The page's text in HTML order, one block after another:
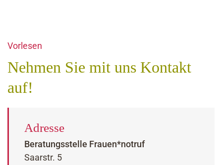
Vorlesen
Nehmen Sie mit uns Kontakt
auf!
Adresse
Beratungsstelle Frauen*notruf
Saarstr. 5